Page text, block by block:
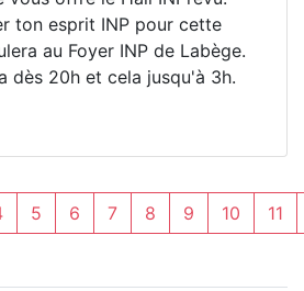
ton esprit INP pour cette
au Foyer INP de Labège.
dès 20h et cela jusqu'à 3h.
5 6 7 8 9 10 11